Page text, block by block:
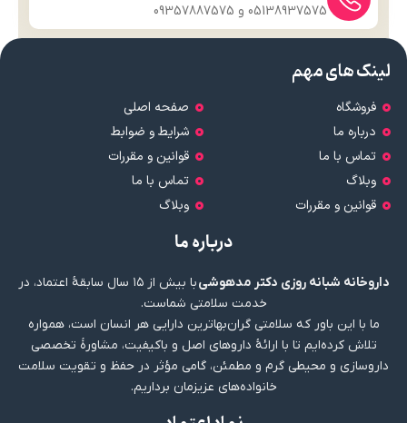
05138937575 و 09357887575
لینک های مهم
فروشگاه
درباره ما
تماس با ما
وبلاگ
قوانین و مقررات
صفحه اصلی
شرایط و ضوابط
قوانین و مقررات
تماس با ما
وبلاگ
درباره ما
داروخانه شبانه روزی دکتر مدهوشی
با بیش از ۱۵ سال سابقهٔ اعتماد، در
خدمت سلامتی شماست.
ما با این باور که سلامتی گران‌بهاترین دارایی هر انسان است، همواره
تلاش کرده‌ایم تا با ارائهٔ داروهای اصل و باکیفیت، مشاورهٔ تخصصی
داروسازی و محیطی گرم و مطمئن، گامی مؤثر در حفظ و تقویت سلامت
خانواده‌های عزیزمان برداریم.